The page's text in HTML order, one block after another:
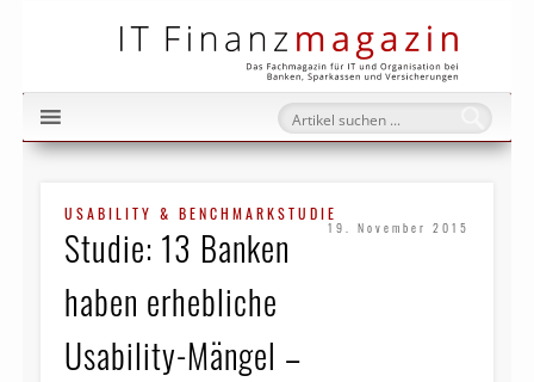
USABILITY & BENCHMARKSTUDIE
19. November 2015
Studie: 13 Banken
haben erhebliche
Usability-Mängel –